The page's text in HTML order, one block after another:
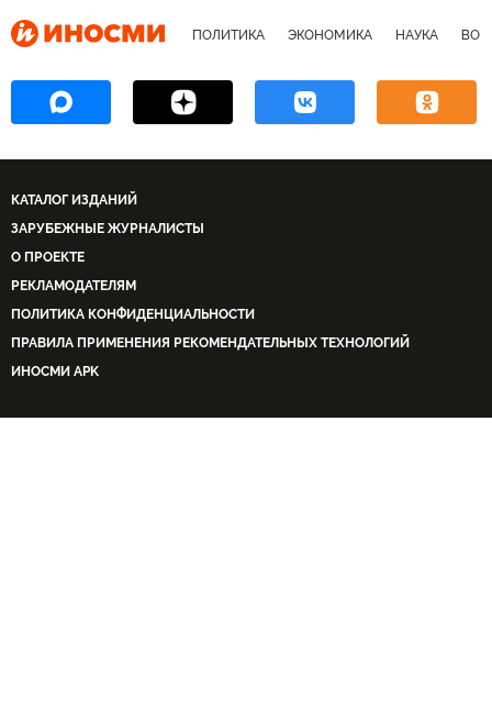
ПОЛИТИКА ЭКОНОМИКА НАУКА
КАТАЛОГ ИЗДАНИЙ
ЗАРУБЕЖНЫЕ ЖУРНАЛИСТЫ
О ПРОЕКТЕ
РЕКЛАМОДАТЕЛЯМ
ПОЛИТИКА КОНФИДЕНЦИАЛЬНОСТИ
ПРАВИЛА ПРИМЕНЕНИЯ РЕКОМЕНДАТЕЛЬНЫХ ТЕХНОЛОГИЙ
ИНОСМИ APK